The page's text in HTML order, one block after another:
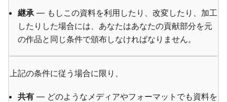
継承— もしこの資料を利用したり、改変したり、加工
したりした場合には、あなたはあなたの貢献部分を元
の作品と同じ条件で頒布しなければなりません。
上記の条件に従う場合に限り、
共有 — どのようなメディアやフォーマットでも資料を